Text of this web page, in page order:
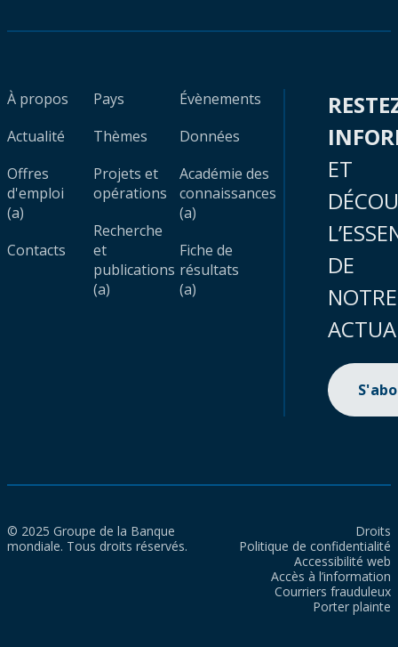
À propos
Actualité
Offres
d'emploi
(a)
Contacts
Pays
Thèmes
Projets et
opérations
Recherche
et
publications
(a)
Évènements
Données
Académie des
connaissances
(a)
Fiche de
résultats
(a)
ET
DE
NOTRE
© 2025 Groupe de la Banque
mondiale. Tous droits réservés.
Droits
Politique de confidentialité
Accessibilité web
Accès à l’information
Courriers frauduleux
Porter plainte